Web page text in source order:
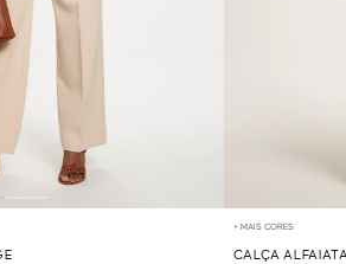
+ MAIS CORES
CALÇA